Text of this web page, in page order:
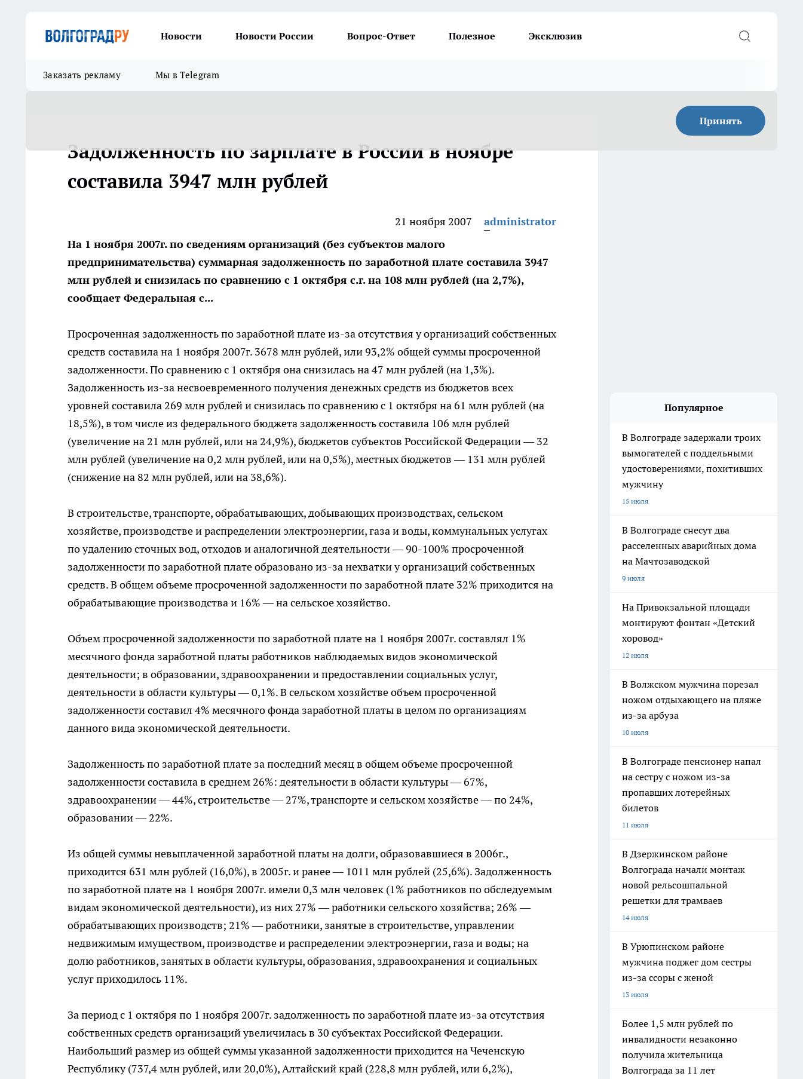
Новости Новости России Вопрос-Ответ Полезное Эксклюзив
Заказать рекламу Мы в Telegram
Принять
Задолженность по зарплате в России в ноябре
составила 3947 млн рублей
21 ноября 2007
administrator
На 1 ноября 2007г. по сведениям организаций (без субъектов малого
предпринимательства) суммарная задолженность по заработной плате составила 3947
млн рублей и снизилась по сравнению с 1 октября с.г. на 108 млн рублей (на 2,7%),
сообщает Федеральная с...
Просроченная задолженность по заработной плате из-за отсутствия у организаций собственных
средств составила на 1 ноября 2007г. 3678 млн рублей, или 93,2% общей суммы просроченной
задолженности. По сравнению с 1 октября она снизилась на 47 млн рублей (на 1,3%).
Задолженность из-за несвоевременного получения денежных средств из бюджетов всех
уровней составила 269 млн рублей и снизилась по сравнению с 1 октября на 61 млн рублей (на
18,5%), в том числе из федерального бюджета задолженность составила 106 млн рублей
(увеличение на 21 млн рублей, или на 24,9%), бюджетов субъектов Российской Федерации — 32
млн рублей (увеличение на 0,2 млн рублей, или на 0,5%), местных бюджетов — 131 млн рублей
(снижение на 82 млн рублей, или на 38,6%).
В строительстве, транспорте, обрабатывающих, добывающих производствах, сельском
хозяйстве, производстве и распределении электроэнергии, газа и воды, коммунальных услугах
по удалению сточных вод, отходов и аналогичной деятельности — 90-100% просроченной
задолженности по заработной плате образовано из-за нехватки у организаций собственных
средств. В общем объеме просроченной задолженности по заработной плате 32% приходится на
обрабатывающие производства и 16% — на сельское хозяйство.
Объем просроченной задолженности по заработной плате на 1 ноября 2007г. составлял 1%
месячного фонда заработной платы работников наблюдаемых видов экономической
деятельности; в образовании, здравоохранении и предоставлении социальных услуг,
деятельности в области культуры — 0,1%. В сельском хозяйстве объем просроченной
задолженности составил 4% месячного фонда заработной платы в целом по организациям
данного вида экономической деятельности.
Задолженность по заработной плате за последний месяц в общем объеме просроченной
задолженности составила в среднем 26%: деятельности в области культуры — 67%,
здравоохранении — 44%, строительстве — 27%, транспорте и сельском хозяйстве — по 24%,
образовании — 22%.
Из общей суммы невыплаченной заработной платы на долги, образовавшиеся в 2006г.,
приходится 631 млн рублей (16,0%), в 2005г. и ранее — 1011 млн рублей (25,6%). Задолженность
по заработной плате на 1 ноября 2007г. имели 0,3 млн человек (1% работников по обследуемым
видам экономической деятельности), из них 27% — работники сельского хозяйства; 26% —
обрабатывающих производств; 21% — работники, занятые в строительстве, управлении
недвижимым имуществом, производстве и распределении электроэнергии, газа и воды; на
долю работников, занятых в области культуры, образования, здравоохранения и социальных
услуг приходилось 11%.
За период с 1 октября по 1 ноября 2007г. задолженность по заработной плате из-за отсутствия
собственных средств организаций увеличилась в 30 субъектах Российской Федерации.
Наибольший размер из общей суммы указанной задолженности приходится на Чеченскую
Республику (737,4 млн рублей, или 20,0%), Алтайский край (228,8 млн рублей, или 6,2%),
Популярное
В Волгограде задержали троих
вымогателей с поддельными
удостоверениями, похитивших
мужчину
15 июля
В Волгограде снесут два
расселенных аварийных дома
на Мачтозаводской
9 июля
На Привокзальной площади
монтируют фонтан «Детский
хоровод»
12 июля
В Волжском мужчина порезал
ножом отдыхающего на пляже
из-за арбуза
10 июля
В Волгограде пенсионер напал
на сестру с ножом из-за
пропавших лотерейных
билетов
11 июля
В Дзержинском районе
Волгограда начали монтаж
новой рельсошпальной
решетки для трамваев
14 июля
В Урюпинском районе
мужчина поджег дом сестры
из-за ссоры с женой
13 июля
Более 1,5 млн рублей по
инвалидности незаконно
получила жительница
Волгограда за 11 лет